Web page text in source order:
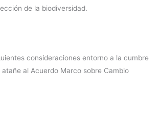
de la biodiversidad.
consideraciones entorno a la cumbre
atañe al Acuerdo Marco sobre Cambio